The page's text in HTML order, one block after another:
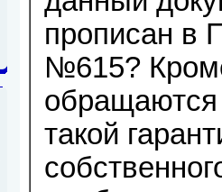
прописан в
№615?
обращаются
такой